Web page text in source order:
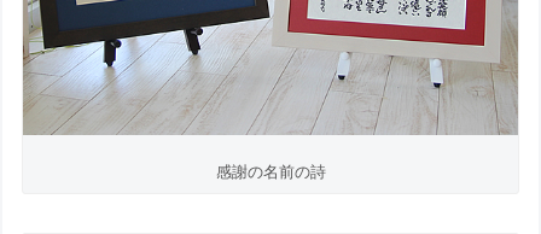
感謝の名前の詩